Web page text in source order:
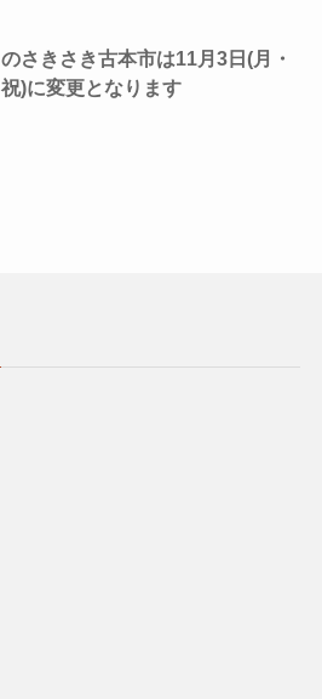
のさきさき古本市は11月3日(月・
祝)に変更となります